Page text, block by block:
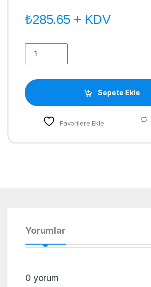
₺285.65 + KDV
Sepete Ekle
Favorilere Ekle
Yorumlar
0 yorum